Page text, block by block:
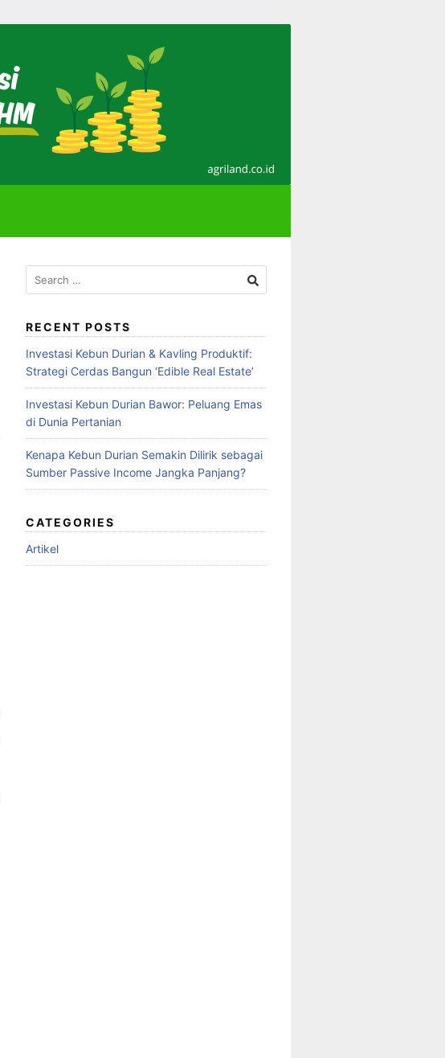
Search
for:
RECENT POSTS
Investasi Kebun Durian & Kavling Produktif:
Strategi Cerdas Bangun ‘Edible Real Estate’
Investasi Kebun Durian Bawor: Peluang Emas
di Dunia Pertanian
Kenapa Kebun Durian Semakin Dilirik sebagai
Sumber Passive Income Jangka Panjang?
CATEGORIES
Artikel